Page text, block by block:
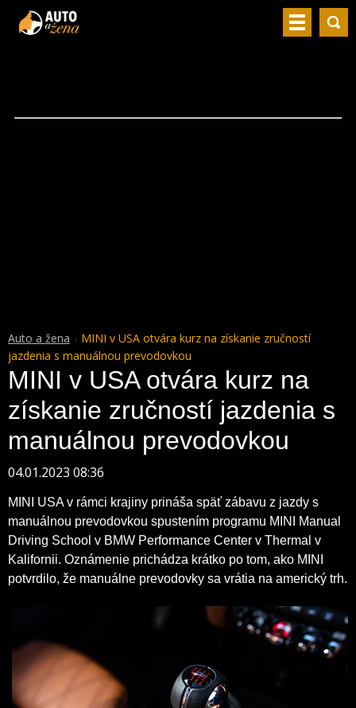
Auto a žena
MINI v USA otvára kurz na získanie zručností
jazdenia s manuálnou prevodovkou
MINI v USA otvára kurz na
získanie zručností jazdenia s
manuálnou prevodovkou
04.01.2023 08:36
MINI USA v rámci krajiny prináša späť zábavu z jazdy s
manuálnou prevodovkou spustením programu MINI Manual
Driving School v BMW Performance Center v Thermal v
Kalifornii. Oznámenie prichádza krátko po tom, ako MINI
potvrdilo, že manuálne prevodovky sa vrátia na americký trh.